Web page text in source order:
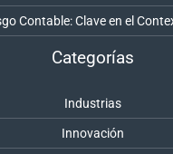
Contable: Clave en el
Categorías
Industrias
Innovación